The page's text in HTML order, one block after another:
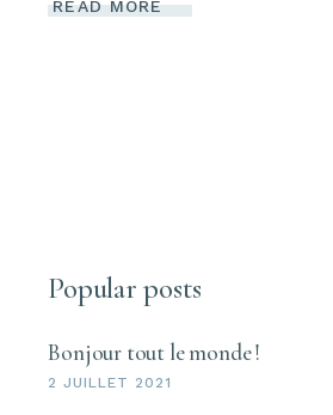
READ MORE
Popular posts
Bonjour tout le monde !
2 JUILLET 2021